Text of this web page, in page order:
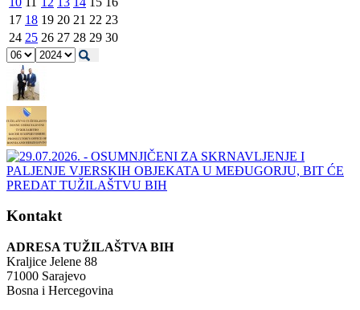
17 18 19 20 21 22 23
24 25 26 27 28 29 30
Kontakt
ADRESA TUŽILAŠTVA BIH
Kraljice Jelene 88
71000 Sarajevo
Bosna i Hercegovina